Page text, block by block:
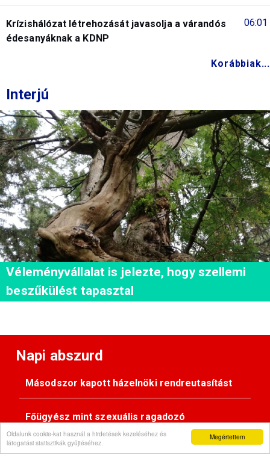
Megértettem
Oldalunk cookie-kat használ a hirdetések kezeléséhez és
látogatási statisztikák gyűjtéséhez.
06:01
Krízishálózat létrehozását javasolja a várandós
édesanyáknak a KDNP
Korábbiak...
Interjú
Véleményvállalat is jelezte, hogy szellemi
beszűkülést tapasztal
Napi abszurd
Másodszor kapott házelnöki rendreutasítást
Főügyész mint szexuális ragadozó
Pimasz önkényúr